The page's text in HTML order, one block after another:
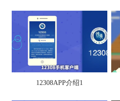
12308APP介绍1